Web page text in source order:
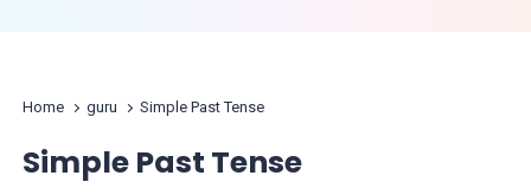
Home guru Simple Past Tense
Simple Past Tense